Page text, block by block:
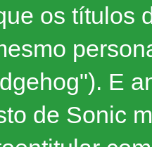
os títulos
E
de Sonic